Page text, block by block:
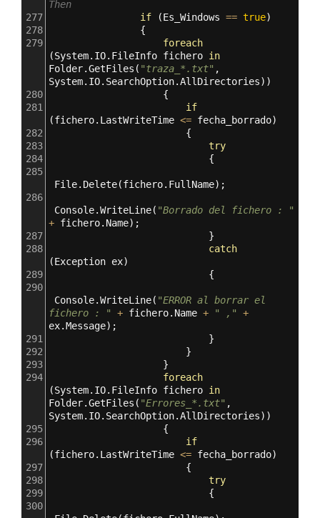
Then
277
if (Es_Windows == true)
278
{
279
foreach
(System. IO. FileInfo fichero in
Folder.GetFiles ( "traza_*.txt"
System. IO. SearchOption.AllDirectories))
280
{
281
if
(fichero. LastWriteTime <= fecha_borrado)
282
{
283
try
284
{
285
File. Delete(fichero. FullName);
286
Console.WriteLine( "Borrado del fichero : "
+ fichero. Name);
287
}
288
catch
(Exception ex)
289
{
290
Console.WriteLine( "ERROR al borrar el
fichero : "
+ fichero. Name + " ,"
+
ex.Message);
291
}
292
}
293
}
294
foreach
(System. IO. FileInfo fichero in
Folder.GetFiles ( "Errores_*.txt"
System. IO. SearchOption.AllDirectories))
295
{
296
if
(fichero. LastWriteTime <= fecha_borrado)
297
{
298
try
299
{
300